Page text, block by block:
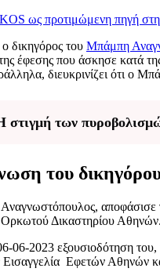
ως προτιμώμενη πηγή
δικηγόρος του Μπάμπη
έφεσης που άσκησε κατά
διευκρινίζει ότι ο
στιγμή των
του
αποφάσισε
Δικαστηρίου Αθηνών.
06-2023 εξουσιοδότηση
Εισαγγελία Εφετών